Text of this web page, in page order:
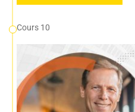
Cours 10